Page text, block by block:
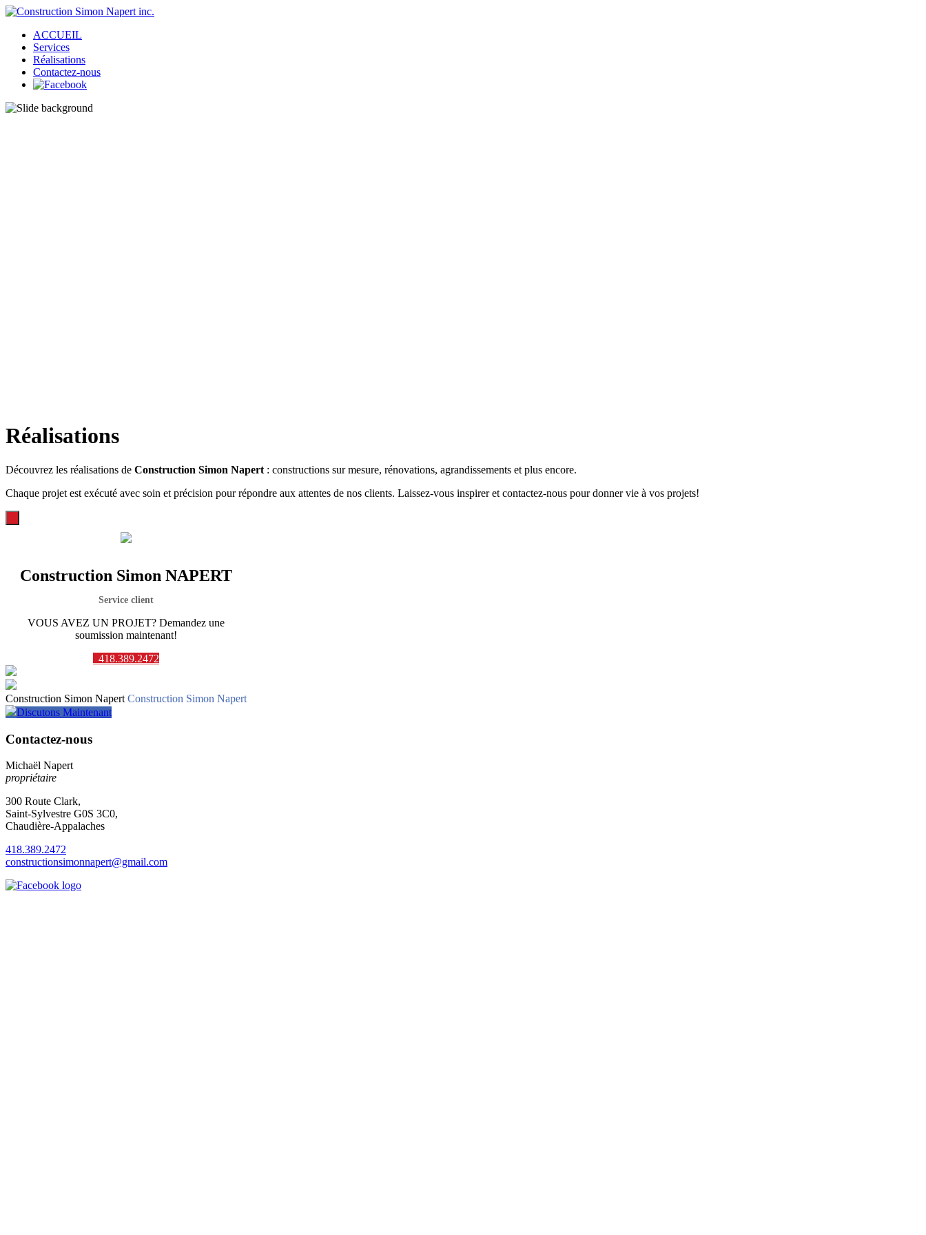
ACCUEIL
Services
Réalisations
Contactez-nous
Réalisations
Découvrez les réalisations de Construction Simon Napert : constructions sur mesure, rénovations, agrandissements et plus encore.
Chaque projet est exécuté avec soin et précision pour répondre aux attentes de nos clients. Laissez-vous inspirer et contactez-nous pour donner vie à vos projets!
Construction Simon NAPERT
Service client
VOUS AVEZ UN PROJET? Demandez une
soumission maintenant!
418.389.2472
Construction Simon Napert Construction Simon Napert
Discutons Maintenant
Contactez-nous
Michaël Napert
propriétaire
300 Route Clark,
Saint-Sylvestre G0S 3C0,
Chaudière-Appalaches
418.389.2472
constructionsimonnapert@gmail.com